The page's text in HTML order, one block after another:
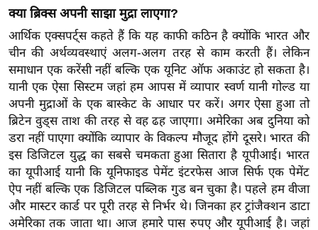
डि
या
सा
हि
त्य
ज
ग
त
ऑ
टो
व
र्ल्ड
क्या ब्रिक्स अपनी साझा मुद्रा लाएगा?
आर्थिक एक्सपर्ट्स कहते हैं कि यह काफी कठिन है क्योंकि भारत और
चीन की अर्थव्यवस्थाएं अलग-अलग तरह से काम करती हैं। लेकिन
समाधान एक करेंसी नहीं बल्कि एक यूनिट ऑफ अकाउंट हो सकता है।
यानी एक ऐसा सिस्टम जहां हम आपस में व्यापार स्वर्ण यानी गोल्ड या
अपनी मुद्राओं के एक बास्केट के आधार पर करें। अगर ऐसा हुआ तो
ब्रिटेन वुड्स ताश की तरह से वह ढह जाएगा। अमेरिका अब दुनिया को
डरा नहीं पाएगा क्योंकि व्यापार के विकल्प मौजूद होंगे दूसरे। भारत की
इस डिजिटल युद्ध का सबसे चमकता हुआ सितारा है यूपीआई। भारत
का यूपीआई यानी कि यूनिफाइड पेमेंट इंटरफेस आज सिर्फ एक पेमेंट
ऐप नहीं बल्कि एक डिजिटल पब्लिक गुड बन चुका है। पहले हम वीजा
और मास्टर कार्ड पर पूरी तरह से निर्भर थे। जिनका हर ट्रांजैक्शन डाटा
अमेरिका तक जाता था। आज हमारे पास रुपए और यूपीआई है। जहां